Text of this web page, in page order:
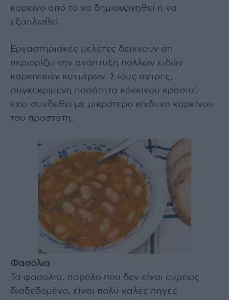
καρκίνο από το να δημιουργηθεί ή να
εξαπλωθεί.
Εργαστηριακές μελέτες δείχνουν ότι
περιορίζει την ανάπτυξη πολλών ειδών
καρκινικών κυττάρων. Στους άντρες,
συγκεκριμένη ποσότητα κόκκινου κρασιού
έχει συνδεθεί με μικρότερο κίνδυνο καρκίνου
του προστάτη.
Φασόλια
Τα φασόλια, παρόλο που δεν είναι ευρέως
διαδεδομένο, είναι πολύ καλές πηγές